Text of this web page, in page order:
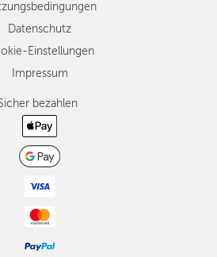
Datenschutz
Einstellungen
Impressum
bezahlen